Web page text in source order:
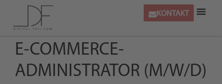
KONTAKT
E-COMMERCE-
ADMINISTRATOR (M/W/D)